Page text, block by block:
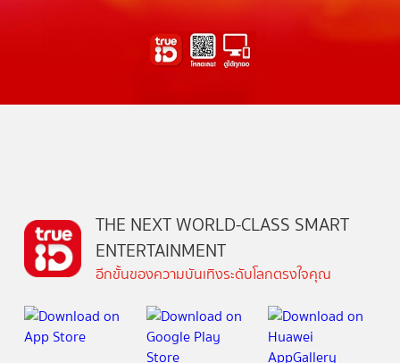
THE NEXT WORLD-CLASS SMART
ENTERTAINMENT
อีกขั้นของความบันเทิงระดับโลกตรงใจคุณ